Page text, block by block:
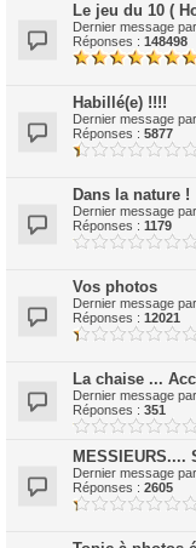
Le jeu du 10 (
Dernier message par
Réponses : 148498
Habillé(e) !!!!
Dernier message par
Réponses : 5877
Dans la nature !
Dernier message par
Réponses : 1179
Vos photos
Dernier message par
Réponses : 12021
La chaise ...
Dernier message par
Réponses : 351
MESSIEURS....
Dernier message par
Réponses : 2605